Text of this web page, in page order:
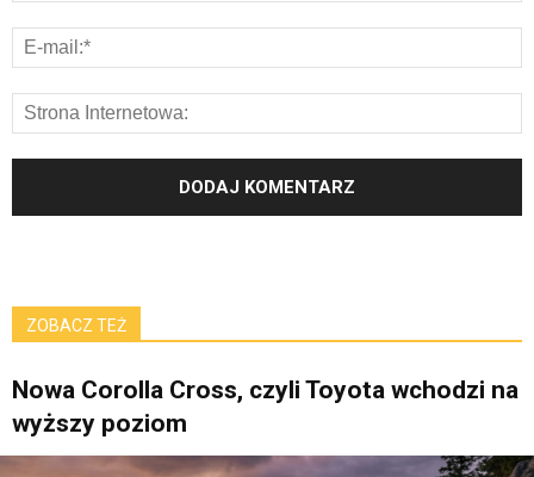
ZOBACZ TEŻ
Nowa Corolla Cross, czyli Toyota wchodzi na
wyższy poziom